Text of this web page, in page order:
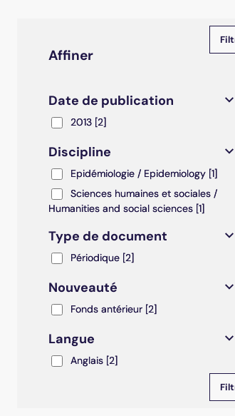
Affiner
Date de publication
20132013 [2]
Discipline
Epidémiologie / Epidemiology
Epidémiologie / Epidemiology [1]
Sciences humaines et sociales /
Sciences humaines et sociales /
Humanities and social sciences [1]
Type de document
Périodique
Périodique [2]
Nouveauté
Fonds antérieur
Fonds antérieur [2]
Langue
AnglaisAnglais [2]